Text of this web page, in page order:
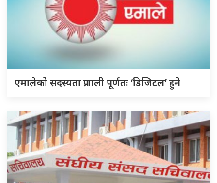
एमालेको सदस्यता प्रणाली पूर्णतः ‘डिजिटल’ हुने